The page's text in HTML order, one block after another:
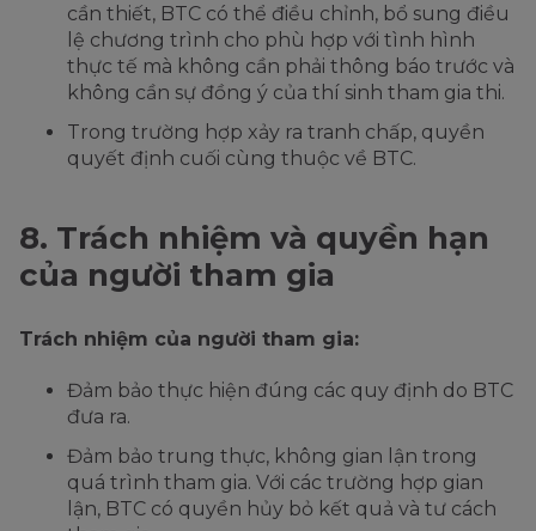
cần thiết, BTC có thể điều chỉnh, bổ sung điều
lệ chương trình cho phù hợp với tình hình
thực tế mà không cần phải thông báo trước và
không cần sự đồng ý của thí sinh tham gia thi.
Trong trường hợp xảy ra tranh chấp, quyền
quyết định cuối cùng thuộc về BTC.
8. Trách nhiệm và quyền hạn
của người tham gia
Trách nhiệm của người tham gia:
Đảm bảo thực hiện đúng các quy định do BTC
đưa ra.
Đảm bảo trung thực, không gian lận trong
quá trình tham gia. Với các trường hợp gian
lận, BTC có quyền hủy bỏ kết quả và tư cách